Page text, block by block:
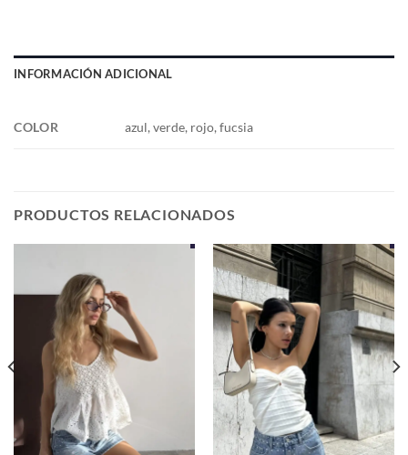
INFORMACIÓN ADICIONAL
COLOR azul, verde, rojo, fucsia
PRODUCTOS RELACIONADOS